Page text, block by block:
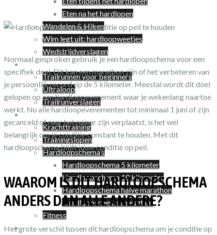
Eten na het hardlopen
Wandelen & Hiken
Wim legt uit: hardloopweetjes
Wedstrijdverslagen
Trailrunnen
Trailrunnen voor beginners
Ultraloop
Trailrunverslagen
Training
Krachttraining
Trainingslopen
Hardloopschema’s
Hardloopschema 5 kilometer
Hardloopschema 10 kilometer
Hardloopschema halve marathon
Hardloopschema marathon
Fitness
Shop
Normaal gesproken gebruik je een hardloopschema voor een
specifiek doel. Dit kan een marathon zijn of het verbeteren van
je persoonlijk record op de 5 kilometer. Meestal wordt dit doel
gelopen op een hardloopevenement waar je wekenlang naartoe
werkt. Nu alle hardloopevenementen tot minimaal 1 juni of zijn
gecanceld of naar het najaar zijn verplaatst, is het wel
belangrijk om je conditie constant te houden. Met dit
hardloopschema blijft jouw conditie op peil.
WAAROM IS DIT HARDLOOPSCHEMA
ANDERS DAN ALLE ANDERE?
Het grote verschil tussen dit hardloopschema om je conditie op